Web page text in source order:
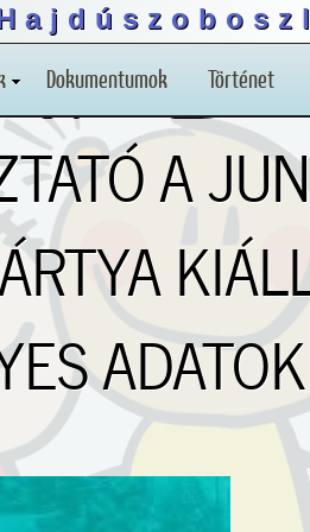
Dokumentumok Történet
A